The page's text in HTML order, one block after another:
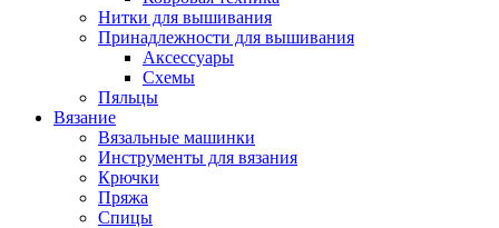
Нитки для вышивания
Принадлежности для вышивания
Аксессуары
Схемы
Пяльцы
Вязание
Вязальные машинки
Инструменты для вязания
Крючки
Пряжа
Спицы